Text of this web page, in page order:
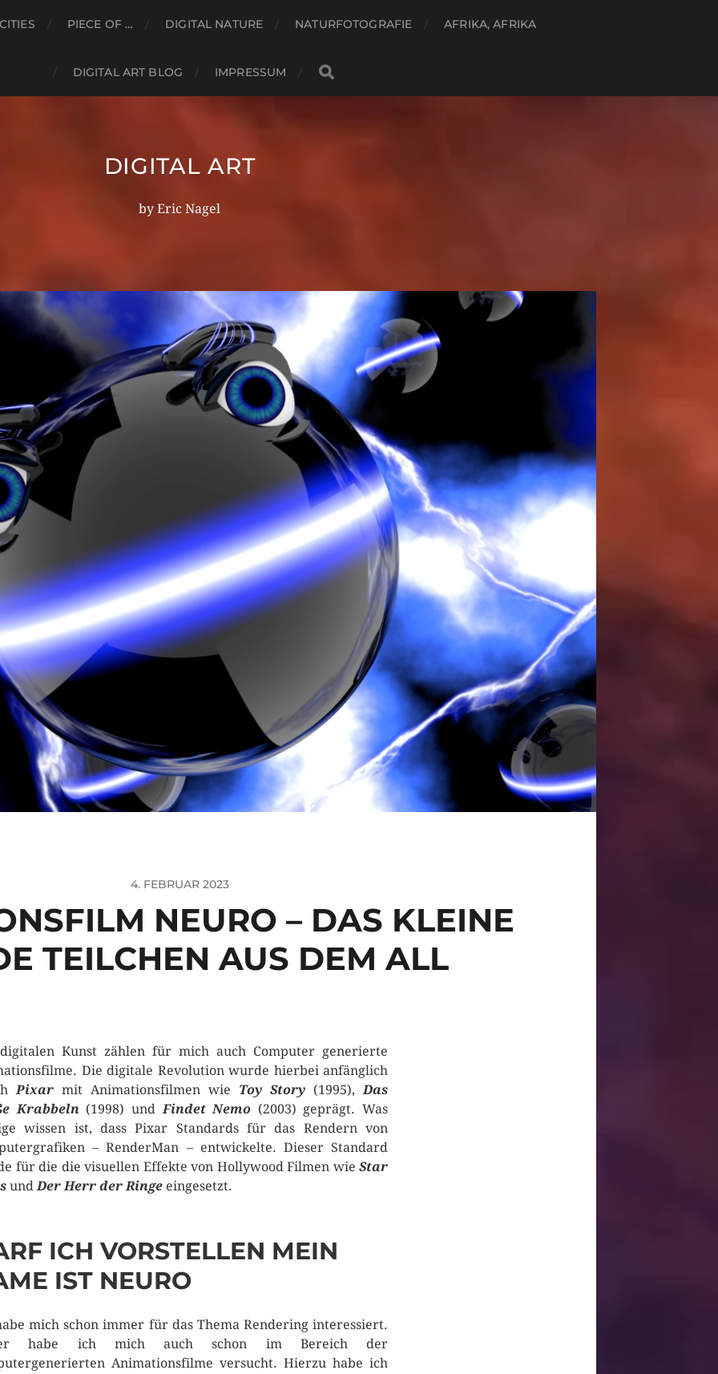
PIECE OF … DIGITAL NATURE NATURFOTOGRAFIE AFRIKA, AFRIKA
DIGITAL ART BLOG IMPRESSUM
DIGITAL ART
by Eric Nagel
4. FEBRUAR 2023
NEURO – DAS KLEINE
TEILCHEN AUS DEM ALL
Kunst zählen für mich auch Computer generierte
Die digitale Revolution wurde hierbei anfänglich
Pixar mit Animationsfilmen wie Toy Story (1995),Das
Krabbeln(1998) undFindet Nemo (2003) geprägt. Was
wissen ist, dass Pixar Standards für das Rendern von
– RenderMan – entwickelte. Dieser Standard
für die die visuellen Effekte von Hollywood Filmen wie Star
undDer Herr der Ringe eingesetzt.
ICH VORSTELLEN MEIN
IST NEURO
mich schon immer für das Thema Rendering interessiert.
habe ich mich auch schon im Bereich der
Animationsfilme versucht. Hierzu habe ich